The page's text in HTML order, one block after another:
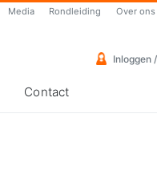
Media Rondleiding Over ons
Inloggen
Contact